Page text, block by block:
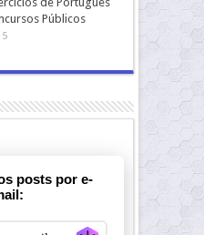
Públicos
posts por e-
Generate new